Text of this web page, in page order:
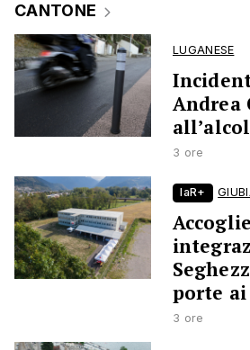
CANTONE
LUGANESE
Andrea
3 ore
laR+
porte
3 ore